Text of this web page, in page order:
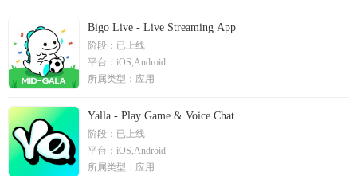
和imo(即时通信)。 BIGO致力于连接世界，让每个人
都能分享美好时刻。BIGO的愿景是成为一个内容平
台，激发10亿人的生活。BIGO旨在为新一代用户提供
一种激动人心的新社交语言，让他们能够在一个积极
Bigo Live - Live Streaming App
阶段： 已上线
平台： iOS,Android
所属类型： 应用
Yalla - Play Game & Voice Chat
阶段： 已上线
平台： iOS,Android
所属类型： 应用